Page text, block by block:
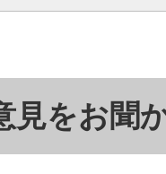
見をお聞